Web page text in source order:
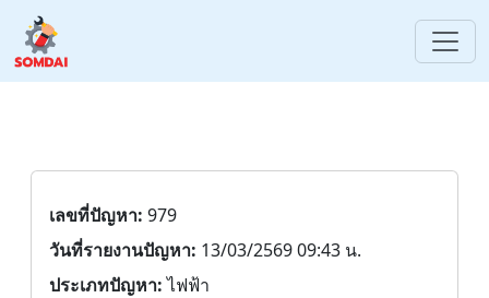
เลขที่ปัญหา: 979
วันที่รายงานปัญหา: 13/03/2569 09:43 น.
ประเภทปัญหา:ไฟฟ้า